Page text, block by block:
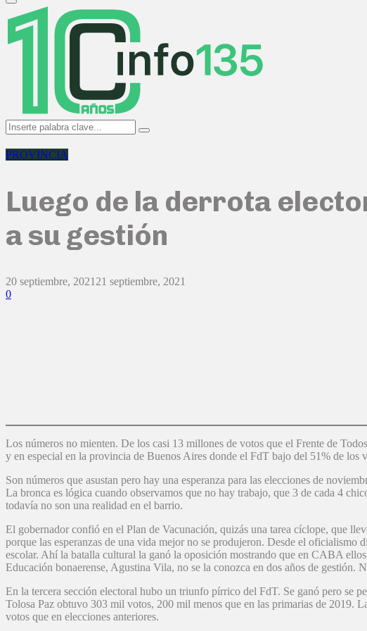
Primary
Menu
Search
for:
Search
PROVINCIA
Luego de la derrota
a su gestión
20 septiembre, 2021 21 septiembre, 2021
0
Los números no mienten. De los casi 13 millones de votos que el Frente de
y en especial en la provincia de Buenos Aires donde el FdT bajo del 51% de los
Son números que asustan pero hay una esperanza para las elecciones de
La bronca es lógica cuando observamos que no hay trabajo, que 3 de cada 4
todavía no son una realidad en el barrio.
El gobernador confió en el Plan de Vacunación, quizás una tarea cíclope, que
porque las esperanzas de una vida mejor no se produjeron. Desde el oficialismo
escolar. Ahí la batalla cultural la ganó la oposición mostrando que en CABA
Educación bonaerense, Agustina Vila, no se la conozca en dos años de gestión.
En la tercera sección electoral hubo un triunfo pírrico del FdT. Se ganó pero se
Tolosa Paz obtuvo 303 mil votos, 200 mil menos que en las primarias de 2019.
votos que en elecciones anteriores.